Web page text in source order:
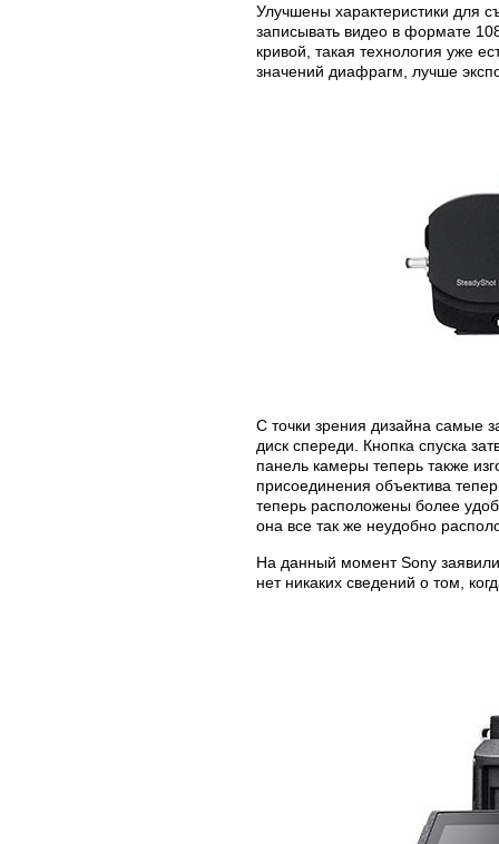
Улучшены характеристики для
записывать видео в формате
кривой, такая технология уже
значений диафрагм, лучше
С точки зрения дизайна самые
диск спереди. Кнопка спуска
панель камеры теперь также
присоединения объектива
теперь расположены более
она все так же неудобно
На данный момент Sony
нет никаких сведений о том,